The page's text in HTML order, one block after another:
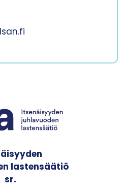
lastensäätiö
sr.